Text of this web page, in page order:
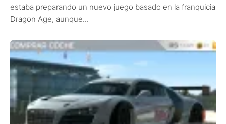
estaba preparando un nuevo juego basado en la franquicia
Dragon Age, aunque...